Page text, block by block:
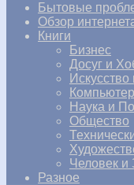
Бытовые
Обзор
Книги
Бизнес
Досуг и
Искусство
Наука и
Общество
Человек и
Разное